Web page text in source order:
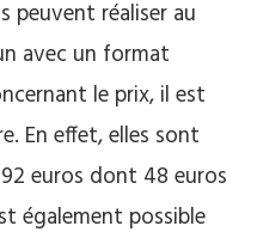
peuvent réaliser au
avec un format
le prix, il est
En effet, elles sont
euros dont 48 euros
également possible